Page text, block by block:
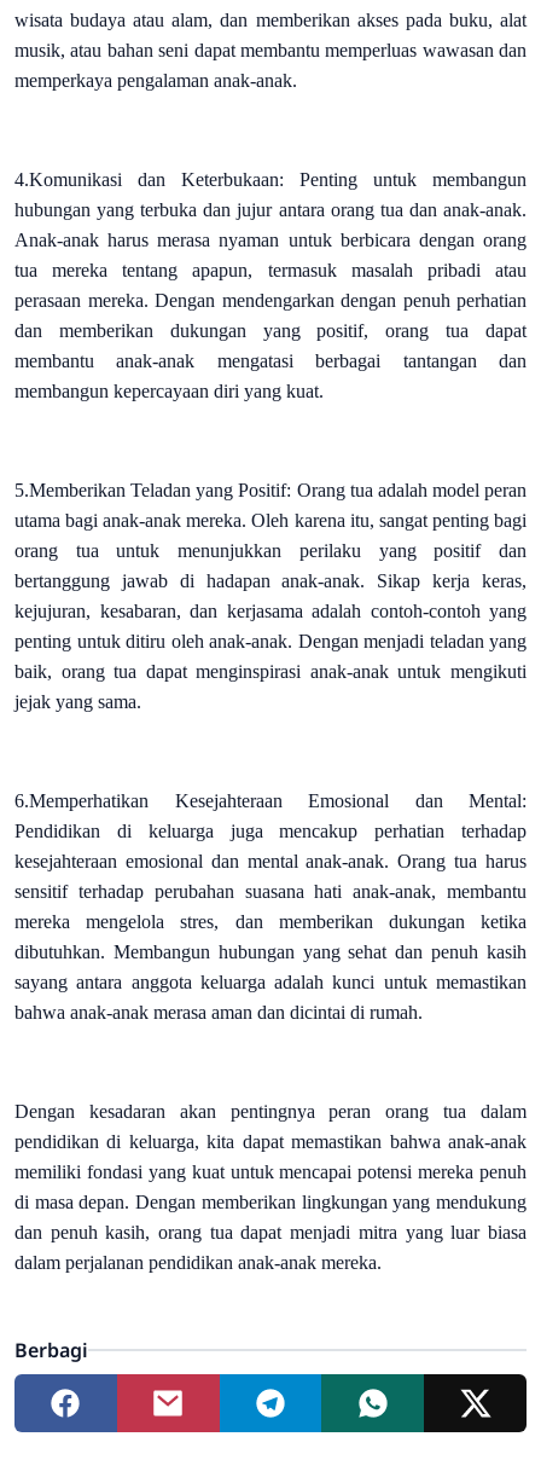
wisata budaya atau alam, dan memberikan akses pada buku, alat
musik, atau bahan seni dapat membantu memperluas wawasan dan
memperkaya pengalaman anak-anak.
4.Komunikasi dan Keterbukaan: Penting untuk membangun
hubungan yang terbuka dan jujur antara orang tua dan anak-anak.
Anak-anak harus merasa nyaman untuk berbicara dengan orang
tua mereka tentang apapun, termasuk masalah pribadi atau
perasaan mereka. Dengan mendengarkan dengan penuh perhatian
dan memberikan dukungan yang positif, orang tua dapat
membantu anak-anak mengatasi berbagai tantangan dan
membangun kepercayaan diri yang kuat.
5.Memberikan Teladan yang Positif: Orang tua adalah model peran
utama bagi anak-anak mereka. Oleh karena itu, sangat penting bagi
orang tua untuk menunjukkan perilaku yang positif dan
bertanggung jawab di hadapan anak-anak. Sikap kerja keras,
kejujuran, kesabaran, dan kerjasama adalah contoh-contoh yang
penting untuk ditiru oleh anak-anak. Dengan menjadi teladan yang
baik, orang tua dapat menginspirasi anak-anak untuk mengikuti
jejak yang sama.
6.Memperhatikan Kesejahteraan Emosional dan Mental:
Pendidikan di keluarga juga mencakup perhatian terhadap
kesejahteraan emosional dan mental anak-anak. Orang tua harus
sensitif terhadap perubahan suasana hati anak-anak, membantu
mereka mengelola stres, dan memberikan dukungan ketika
dibutuhkan. Membangun hubungan yang sehat dan penuh kasih
sayang antara anggota keluarga adalah kunci untuk memastikan
bahwa anak-anak merasa aman dan dicintai di rumah.
Dengan kesadaran akan pentingnya peran orang tua dalam
pendidikan di keluarga, kita dapat memastikan bahwa anak-anak
memiliki fondasi yang kuat untuk mencapai potensi mereka penuh
di masa depan. Dengan memberikan lingkungan yang mendukung
dan penuh kasih, orang tua dapat menjadi mitra yang luar biasa
dalam perjalanan pendidikan anak-anak mereka.
Berbagi